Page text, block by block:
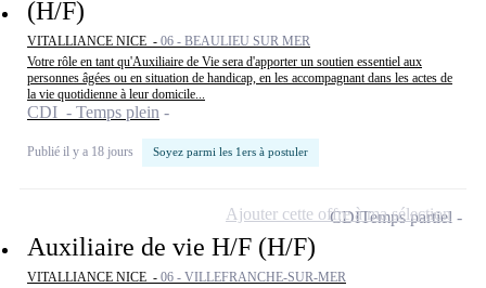
(H/F)
VITALLIANCE NICE - 06 - BEAULIEU SUR MER
Votre rôle en tant qu'Auxiliaire de Vie sera d'apporter un soutien essentiel aux
personnes âgées ou en situation de handicap, en les accompagnant dans les actes de
la vie quotidienne à leur domicile...
CDI - Temps plein
Publié il y a 18 jours Soyez parmi les 1ers à postuler
Auxiliaire de vie H/F (H/F)
VITALLIANCE NICE - 06 - VILLEFRANCHE-SUR-MER
CDITemps partiel
Ajouter cette offre à ma sélection